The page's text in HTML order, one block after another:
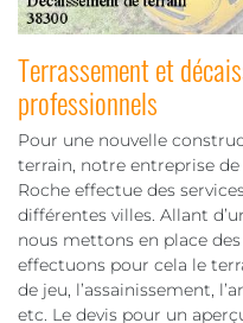
Terrassement et
professionnels
Pour une nouvelle
terrain, notre entreprise
Roche effectue des
différentes villes. Allant
nous mettons en place
effectuons pour cela le
de jeu, l’assainissement,
etc. Le devis pour un